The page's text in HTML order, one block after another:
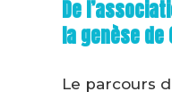
De
la genèse de
Le parcours